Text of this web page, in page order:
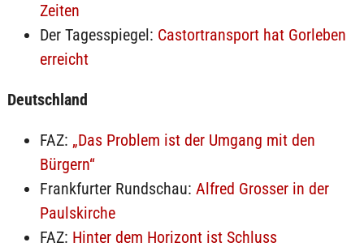
Zeiten
Der Tagesspiegel: Castortransport hat Gorleben
erreicht
Deutschland
FAZ: „Das Problem ist der Umgang mit den
Bürgern“
Frankfurter Rundschau: Alfred Grosser in der
Paulskirche
FAZ: Hinter dem Horizont ist Schluss